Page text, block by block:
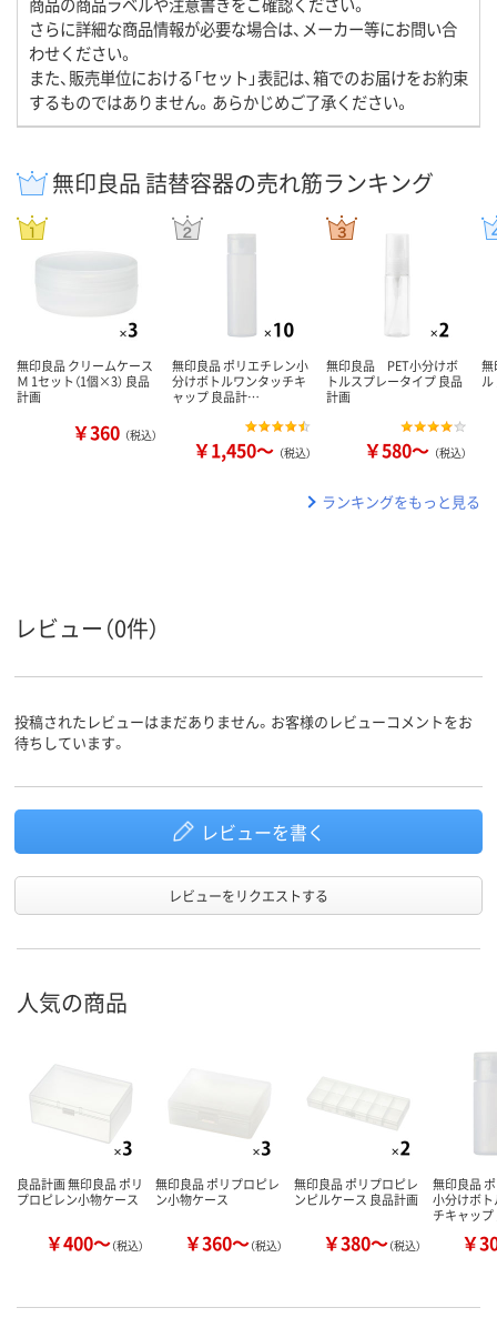
さらに詳細な商品情報が必要な場合は、メーカー等にお問い合
わせください。
また、販売単位における「セット」表記は、箱でのお届けをお約束
するものではありません。あらかじめご了承ください。
無印良品 詰替容器の売れ筋ランキング
無印良品 クリームケース
Ｍ 1セット（1個×3） 良品
計画
￥360 （税込）
無印良品 ポリエチレン小
分けボトルワンタッチキ
ャップ 良品計…
￥1,450～ （税込）
無印良品 PET小分けボ
トルスプレータイプ 良品
計画
￥580～ （税込）
無
ランキングをもっと見る
レビュー（0件）
投稿されたレビューはまだありません。お客様のレビューコメントをお
待ちしています。
レビューを書く
レビューをリクエストする
人気の商品
良品計画 無印良品 ポリ
プロピレン小物ケース
￥400～（税込）
無印良品 ポリプロピレ
ン小物ケース
￥360～（税込）
無印良品 ポリプロピレ
ンピルケース 良品計画
￥380～（税込）
無印良品
小分けボ
チキャッ
￥